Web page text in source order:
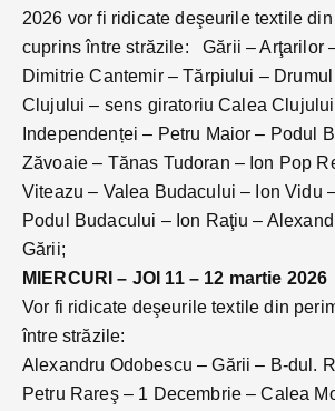
2026 vor fi ridicate deşeurile textile din
cuprins între străzile: Gării – Arţarilor
Dimitrie Cantemir – Tărpiului –
Clujului – sens giratoriu Calea
Independenței – Petru Maior – Podul
Zăvoaie – Tănas Tudoran – Ion Pop
Viteazu – Valea Budacului – Ion Vidu
Podul Budacului – Ion Raţiu –
Gării;
MIERCURI – JOI 11 – 12 martie 2026
Vor fi ridicate deşeurile textile din
între străzile:
Alexandru Odobescu – Gării – B-dul.
Petru Rareş – 1 Decembrie – Calea